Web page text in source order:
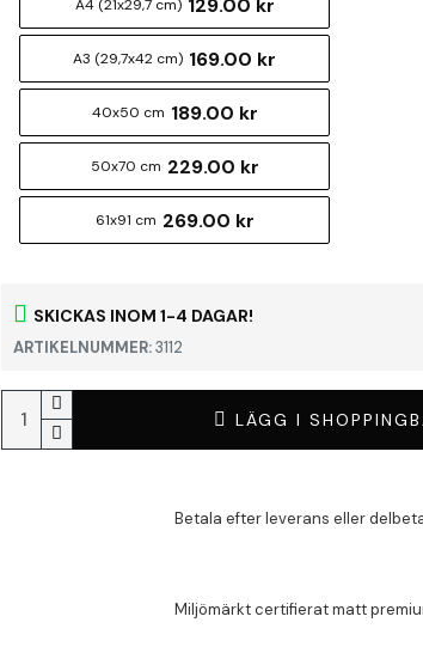
SKICKAS INOM 1-4 DAGAR!
ARTIKELNUMMER:3112
A4 (21x29,7 cm)
A3 (29,7x42 cm) 169.00 kr
40x50 cm 189.00 kr
50x70 cm 229.00 kr
61x91 cm 269.00 kr
LÄGG I